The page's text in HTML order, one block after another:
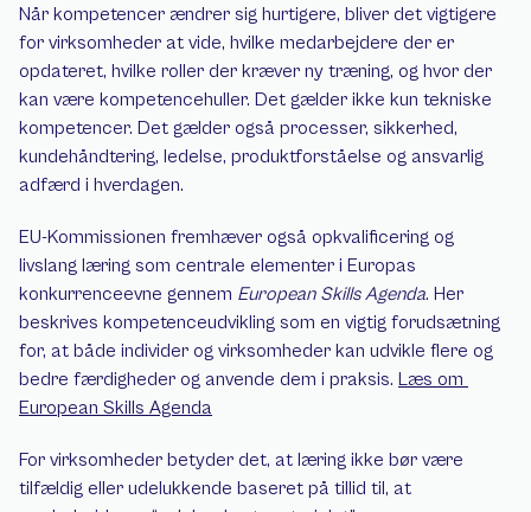
Når kompetencer ændrer sig hurtigere, bliver det vigtigere
for virksomheder at vide, hvilke medarbejdere der er
opdateret, hvilke roller der kræver ny træning, og hvor der
kan være kompetencehuller. Det gælder ikke kun tekniske
kompetencer. Det gælder også processer, sikkerhed,
kundehåndtering, ledelse, produktforståelse og ansvarlig
adfærd i hverdagen.
EU-Kommissionen fremhæver også opkvalificering og
livslang læring som centrale elementer i Europas
konkurrenceevne gennem European Skills Agenda. Her
beskrives kompetenceudvikling som en vigtig forudsætning
for, at både individer og virksomheder kan udvikle flere og
bedre færdigheder og anvende dem i praksis. Læs om
European Skills Agenda
For virksomheder betyder det, at læring ikke bør være
tilfældig eller udelukkende baseret på tillid til, at